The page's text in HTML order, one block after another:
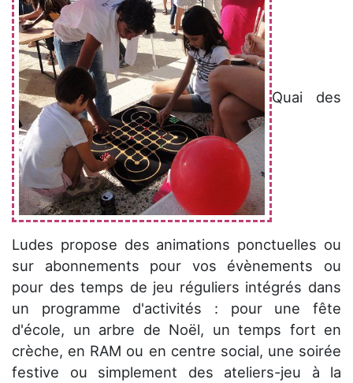
Quai des
Ludes propose des animations ponctuelles ou
sur abonnements pour vos évènements ou
pour des temps de jeu réguliers intégrés dans
un programme d'activités : pour une fête
d'école, un arbre de Noël, un temps fort en
crèche, en RAM ou en centre social, une soirée
festive ou simplement des ateliers-jeu à la